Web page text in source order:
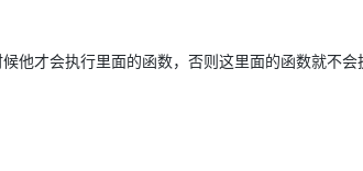
他才会执行里面的函数，否则这里面的函数就不会